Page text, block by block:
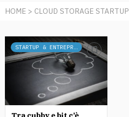
HOME > CLOUD STORAGE STARTUP
STARTUP & ENTREPRENEURSHIP